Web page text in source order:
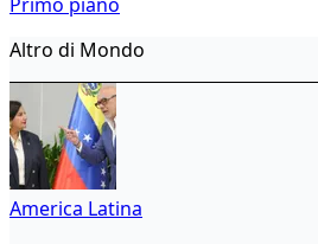
Altro di Mondo
America Latina